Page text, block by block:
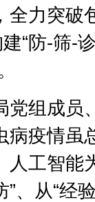
全力突破
“防-筛-
组成员
病疫情虽
人工智能
”、从“经